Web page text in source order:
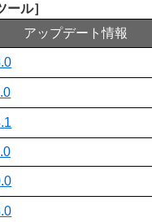
ル］
アップデート情報